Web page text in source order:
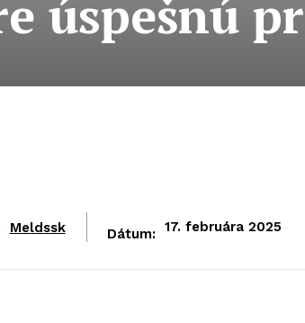
úspešnú
Meldssk Dátum: 17. februára 2025